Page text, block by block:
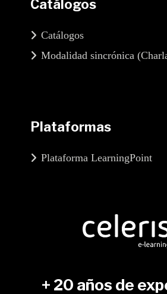
+ 20 años de
Plataformas
Plataforma LearningPoint
Catálogos
Catálogos
Modalidad sincrónica